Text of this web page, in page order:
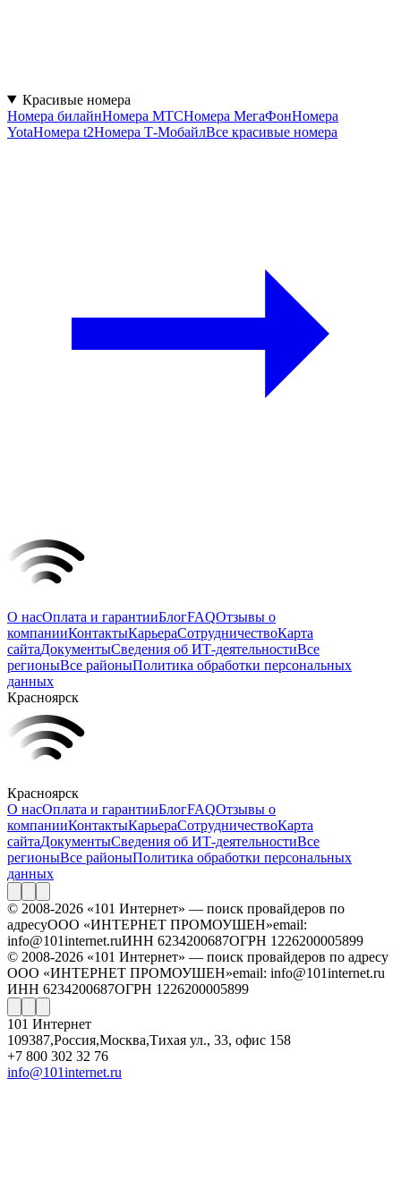
Красивые номера
Номера билайнНомера МТСНомера МегаФонНомера
YotaНомера t2Номера Т-МобайлВсе красивые номера
О насОплата и гарантииБлогFAQОтзывы о
компанииКонтактыКарьераСотрудничествоКарта
сайтаДокументыСведения об ИТ-деятельностиВсе
регионыВсе районыПолитика обработки персональных
данных
Красноярск
Красноярск
О насОплата и гарантииБлогFAQОтзывы о
компанииКонтактыКарьераСотрудничествоКарта
сайтаДокументыСведения об ИТ-деятельностиВсе
регионыВсе районыПолитика обработки персональных
данных
© 2008-2026 «101 Интернет» — поиск провайдеров по
адресуООО «ИНТЕРНЕТ ПРОМОУШЕН»email:
info@101internet.ruИНН 6234200687ОГРН 1226200005899
© 2008-2026 «101 Интернет» — поиск провайдеров по адресу
ООО «ИНТЕРНЕТ ПРОМОУШЕН»email: info@101internet.ru
ИНН 6234200687ОГРН 1226200005899
101 Интернет
109387,Россия,Москва,Тихая ул., 33, офис 158
+7 800 302 32 76
info@101internet.ru